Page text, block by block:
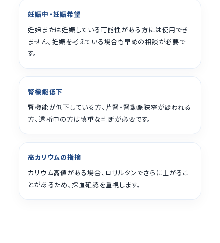
妊娠中・妊娠希望
妊婦または妊娠している可能性がある方には使用でき
ません。妊娠を考えている場合も早めの相談が必要で
す。
腎機能低下
腎機能が低下している方、片腎・腎動脈狭窄が疑われる
方、透析中の方は慎重な判断が必要です。
高カリウムの指摘
カリウム高値がある場合、ロサルタンでさらに上がるこ
とがあるため、採血確認を重視します。